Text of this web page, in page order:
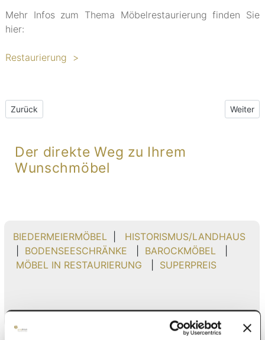
Mehr Infos zum Thema Möbelrestaurierung finden Sie
hier:
Restaurierung >
Vorheriger Beitrag: NEWSLETTER Mai 2022
Zurück Weiter
Der direkte Weg zu Ihrem
Wunschmöbel
BIEDERMEIERMÖBEL
HISTORISMUS/LANDHAUS
BODENSEESCHRÄNKE BAROCKMÖBEL
MÖBEL IN RESTAURIERUNG
SUPERPREIS